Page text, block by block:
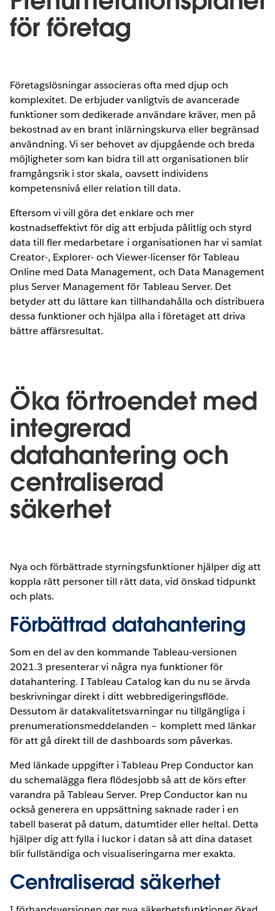
för företag
Företagslösningar associeras ofta med djup och
komplexitet. De erbjuder vanligtvis de avancerade
funktioner som dedikerade användare kräver, men på
bekostnad av en brant inlärningskurva eller begränsad
användning. Vi ser behovet av djupgående och breda
möjligheter som kan bidra till att organisationen blir
framgångsrik i stor skala, oavsett individens
kompetensnivå eller relation till data.
Eftersom vi vill göra det enklare och mer
kostnadseffektivt för dig att erbjuda pålitlig och styrd
data till fler medarbetare i organisationen har vi samlat
Creator-, Explorer- och Viewer-licenser för Tableau
Online med Data Management, och Data Management
plus Server Management för Tableau Server. Det
betyder att du lättare kan tillhandahålla och distribuera
dessa funktioner och hjälpa alla i företaget att driva
bättre affärsresultat.
Öka förtroendet med
integrerad
datahantering och
centraliserad
säkerhet
Nya och förbättrade styrningsfunktioner hjälper dig att
koppla rätt personer till rätt data, vid önskad tidpunkt
och plats.
Förbättrad datahantering
Som en del av den kommande Tableau-versionen
2021.3 presenterar vi några nya funktioner för
datahantering. I Tableau Catalog kan du nu se ärvda
beskrivningar direkt i ditt webbredigeringsflöde.
Dessutom är datakvalitetsvarningar nu tillgängliga i
prenumerationsmeddelanden – komplett med länkar
för att gå direkt till de dashboards som påverkas.
Med länkade uppgifter i Tableau Prep Conductor kan
du schemalägga flera flödesjobb så att de körs efter
varandra på Tableau Server. Prep Conductor kan nu
också generera en uppsättning saknade rader i en
tabell baserat på datum, datumtider eller heltal. Detta
hjälper dig att fylla i luckor i datan så att dina dataset
blir fullständiga och visualiseringarna mer exakta.
Centraliserad säkerhet